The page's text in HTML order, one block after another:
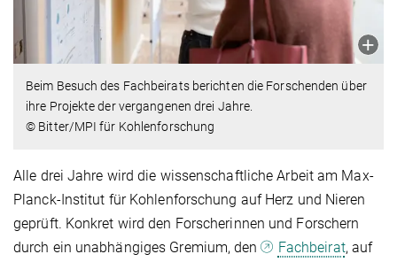
Beim Besuch des Fachbeirats berichten die Forschenden über
ihre Projekte der vergangenen drei Jahre.
© Bitter/MPI für Kohlenforschung
Alle drei Jahre wird die wissenschaftliche Arbeit am Max-
Planck-Institut für Kohlenforschung auf Herz und Nieren
geprüft. Konkret wird den Forscherinnen und Forschern
durch ein unabhängiges Gremium, den
Fachbeirat, auf